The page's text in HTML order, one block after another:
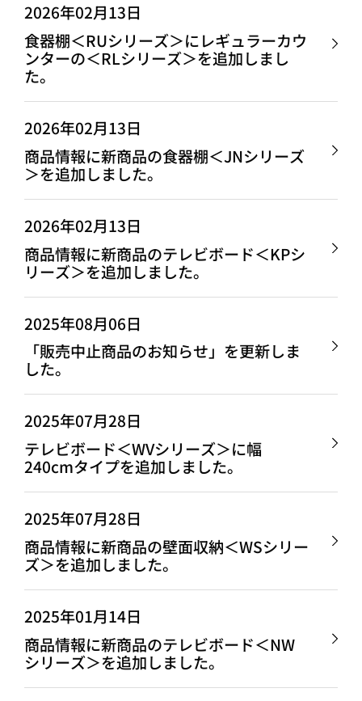
2026年02月13日
食器棚＜RUシリーズ＞にレギュラーカウ
ンターの＜RLシリーズ＞を追加しまし
た。
2026年02月13日
商品情報に新商品の食器棚＜JNシリーズ
＞を追加しました。
2026年02月13日
商品情報に新商品のテレビボード＜KPシ
リーズ＞を追加しました。
2025年08月06日
「販売中止商品のお知らせ」を更新しま
した。
2025年07月28日
テレビボード＜WVシリーズ＞に幅
240cmタイプを追加しました。
2025年07月28日
商品情報に新商品の壁面収納＜WSシリー
ズ＞を追加しました。
2025年01月14日
商品情報に新商品のテレビボード＜NW
シリーズ＞を追加しました。